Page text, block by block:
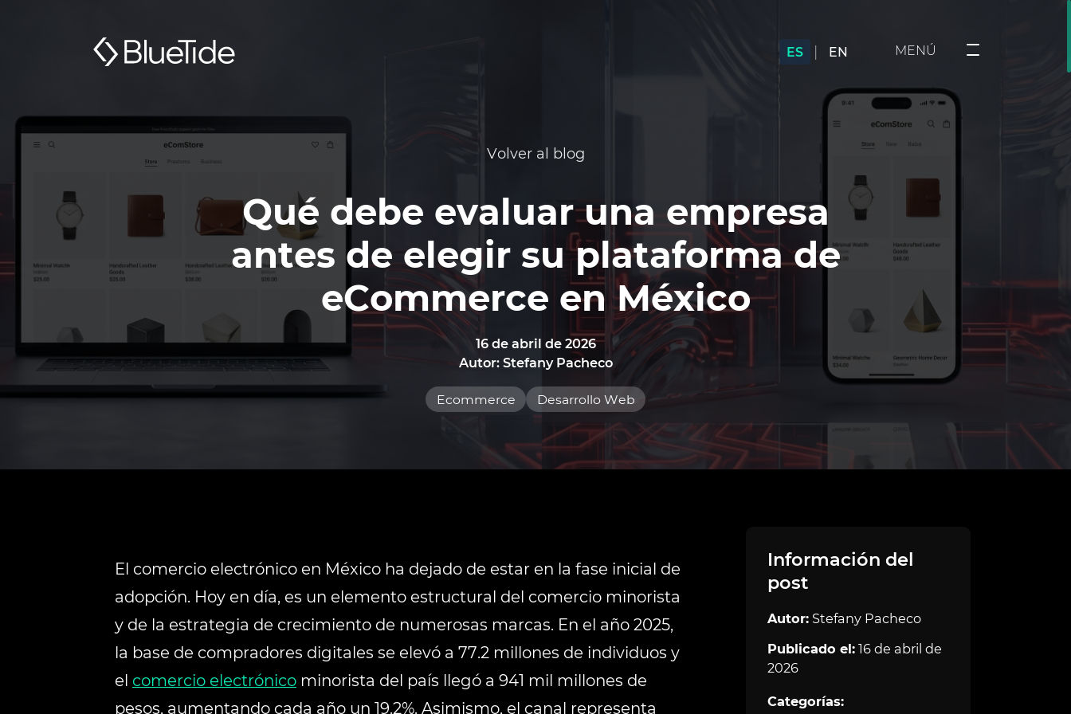
ES | EN MENÚ
Volver al blog
Qué debe evaluar una empresa
antes de elegir su plataforma de
eCommerce en México
16 de abril de 2026
Autor: Stefany Pacheco
Ecommerce Desarrollo Web
El comercio electrónico en México ha dejado de estar en la fase inicial de
adopción. Hoy en día, es un elemento estructural del comercio minorista
y de la estrategia de crecimiento de numerosas marcas. En el año 2025,
la base de compradores digitales se elevó a 77.2 millones de individuos y
el comercio electrónico minorista del país llegó a 941 mil millones de
pesos, aumentando cada año un 19.2%. Asimismo, el canal representa
Información del
post
Autor: Stefany Pacheco
Publicado el: 16 de abril de
2026
Categorías: